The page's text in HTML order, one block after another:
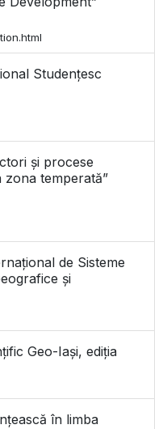
Studențesc
și procese
zona temperată”
de Sisteme
și
Geo-Iași, ediția
în limba